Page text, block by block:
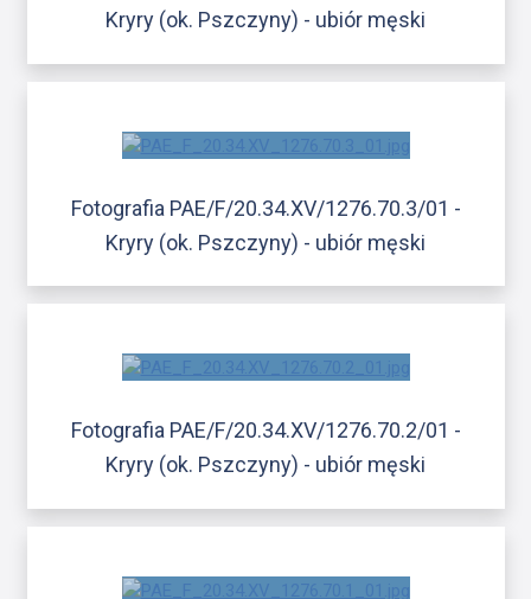
Kryry (ok. Pszczyny) - ubiór męski
Fotografia PAE/F/20.34.XV/1276.70.3/01 -
Kryry (ok. Pszczyny) - ubiór męski
Fotografia PAE/F/20.34.XV/1276.70.2/01 -
Kryry (ok. Pszczyny) - ubiór męski